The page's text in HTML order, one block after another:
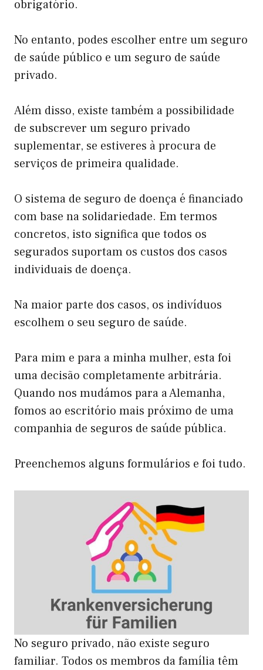
obrigatório.
No entanto, podes escolher entre um seguro
de saúde público e um seguro de saúde
privado.
Além disso, existe também a possibilidade
de subscrever um seguro privado
suplementar, se estiveres à procura de
serviços de primeira qualidade.
O sistema de seguro de doença é financiado
com base na solidariedade. Em termos
concretos, isto significa que todos os
segurados suportam os custos dos casos
individuais de doença.
Na maior parte dos casos, os indivíduos
escolhem o seu seguro de saúde.
Para mim e para a minha mulher, esta foi
uma decisão completamente arbitrária.
Quando nos mudámos para a Alemanha,
fomos ao escritório mais próximo de uma
companhia de seguros de saúde pública.
Preenchemos alguns formulários e foi tudo.
No seguro privado, não existe seguro
familiar. Todos os membros da família têm